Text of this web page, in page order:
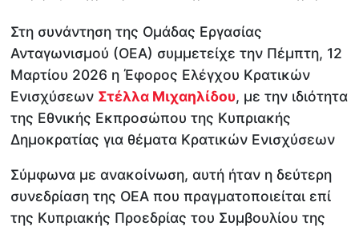
Στη συνάντηση της Ομάδας Εργασίας
Ανταγωνισμού (ΟΕΑ) συμμετείχε την Πέμπτη, 12
Μαρτίου 2026 η Έφορος Ελέγχου Κρατικών
Ενισχύσεων Στέλλα Μιχαηλίδου, με την ιδιότητα
της Εθνικής Εκπροσώπου της Κυπριακής
Δημοκρατίας για θέματα Κρατικών Ενισχύσεων
Σύμφωνα με ανακοίνωση, αυτή ήταν η δεύτερη
συνεδρίαση της ΟΕΑ που πραγματοποιείται επί
της Κυπριακής Προεδρίας του Συμβουλίου της